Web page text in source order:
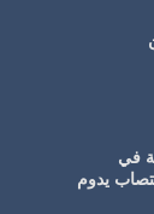
في
يدوم